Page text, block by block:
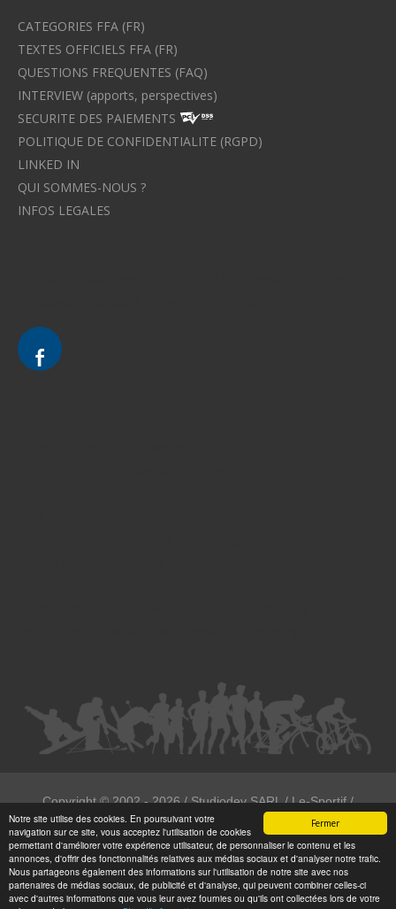
Fermer
Notre site utilise des cookies. En poursuivant votre
navigation sur ce site, vous acceptez l'utilisation de cookies
permettant d'améliorer votre expérience utilisateur, de personnaliser le contenu et les
annonces, d'offrir des fonctionnalités relatives aux médias sociaux et d'analyser notre trafic.
Nous partageons également des informations sur l'utilisation de notre site avec nos
partenaires de médias sociaux, de publicité et d'analyse, qui peuvent combiner celles-ci
avec d'autres informations que vous leur avez fournies ou qu'ils ont collectées lors de votre
CATEGORIES FFA (FR)
TEXTES OFFICIELS FFA (FR)
QUESTIONS FREQUENTES (FAQ)
INTERVIEW (apports, perspectives)
SECURITE DES PAIEMENTS
POLITIQUE DE CONFIDENTIALITE (RGPD)
LINKED IN
QUI SOMMES-NOUS ?
INFOS LEGALES
Copyright ©2002 - 2026/ Studiodev SARL / Le-Sportif /
Registration4all
Tous droits réservées.
Numéro de déclaration CNIL : 1999972